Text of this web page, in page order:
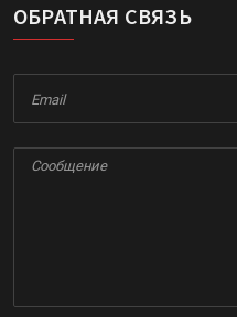
ОБРАТНАЯ СВЯЗЬ